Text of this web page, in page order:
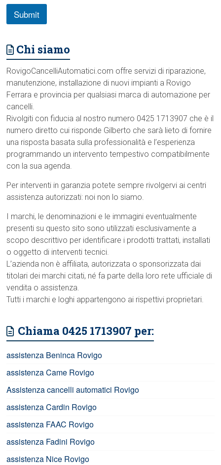
Submit
Chi siamo
RovigoCancelliAutomatici.com offre servizi di riparazione,
manutenzione, installazione di nuovi impianti a Rovigo
Ferrara e provincia per qualsiasi marca di automazione per
cancelli.
Rivolgiti con fiducia al nostro numero 0425 1713907 che è il
numero diretto cui risponde Gilberto che sarà lieto di fornire
una risposta basata sulla professionalità e l’esperienza
programmando un intervento tempestivo compatibilmente
con la sua agenda.
Per interventi in garanzia potete sempre rivolgervi ai centri
assistenza autorizzati: noi non lo siamo.
I marchi, le denominazioni e le immagini eventualmente
presenti su questo sito sono utilizzati esclusivamente a
scopo descrittivo per identificare i prodotti trattati, installati
o oggetto di interventi tecnici.
L’azienda non è affiliata, autorizzata o sponsorizzata dai
titolari dei marchi citati, né fa parte della loro rete ufficiale di
vendita o assistenza.
Tutti i marchi e loghi appartengono ai rispettivi proprietari.
Chiama 0425 1713907 per:
assistenza Beninca Rovigo
assistenza Came Rovigo
Assistenza cancelli automatici Rovigo
assistenza Cardin Rovigo
assistenza FAAC Rovigo
assistenza Fadini Rovigo
assistenza Nice Rovigo